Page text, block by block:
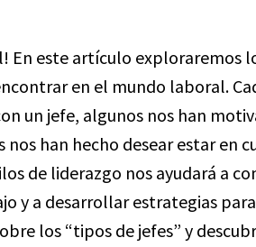
En este artículo exploraremos
en el mundo laboral.
un jefe, algunos nos han
han hecho desear estar en
de liderazgo nos ayudará a
y a desarrollar estrategias
los “tipos de jefes” y